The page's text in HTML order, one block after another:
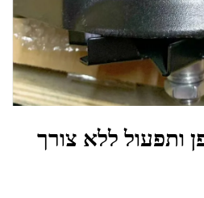
ותפעול ללא צורך